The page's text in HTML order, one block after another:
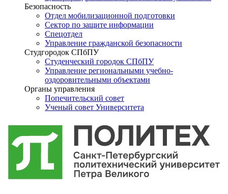
Безопасность
Отдел мобилизационной подготовки
Сектор по защите информации
Спецотдел
Управление гражданской безопасности
Студгородок СПбПУ
Студенческий городок СПбПУ
Управление региональными учебно-
оздоровительными объектами
Органы управления
Попечительский совет
Ученый совет Университета